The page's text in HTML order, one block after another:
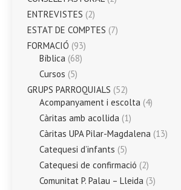
ENTREVISTES (2)
ESTAT DE COMPTES (7)
FORMACIÓ (93)
Bíblica (68)
Cursos (5)
GRUPS PARROQUIALS (52)
Acompanyament i escolta (4)
Càritas amb acollida (1)
Càritas UPA Pilar-Magdalena (13)
Catequesi d’infants (5)
Catequesi de confirmació (2)
Comunitat P. Palau – Lleida (3)